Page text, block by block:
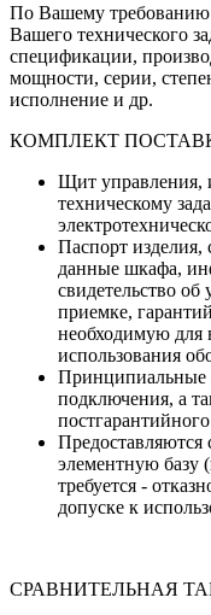
По Вашему требованию
Вашего технического
спецификации,
мощности, серии,
исполнение и др.
КОМПЛЕКТ
Щит управления,
техническому
Паспорт
данные шкафа,
свидетельство об
приемке,
необходимую для
использования
Принципиальные
подключения, а
Предоставляются
элементную базу
требуется -
допуске к
СРАВНИТЕЛЬНАЯ